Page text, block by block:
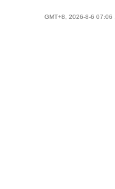
GMT+8, 2026-8-6 07:06